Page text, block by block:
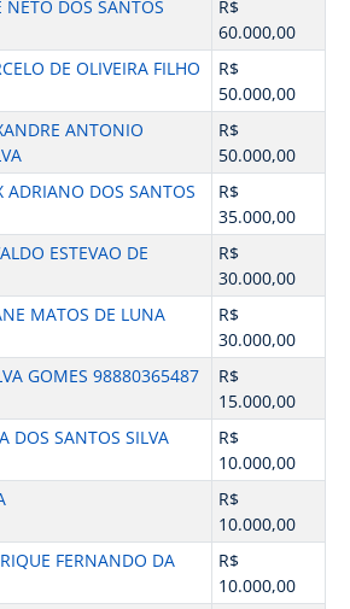
DOS SANTOS
R$
60.000,00
DE OLIVEIRA FILHO
R$
50.000,00
ANTONIO
R$
50.000,00
ADRIANO DOS SANTOS
R$
35.000,00
ESTEVAO DE
R$
30.000,00
MATOS DE LUNA
R$
30.000,00
GOMES 98880365487
R$
15.000,00
DOS SANTOS SILVA
R$
10.000,00
R$
10.000,00
FERNANDO DA
R$
10.000,00